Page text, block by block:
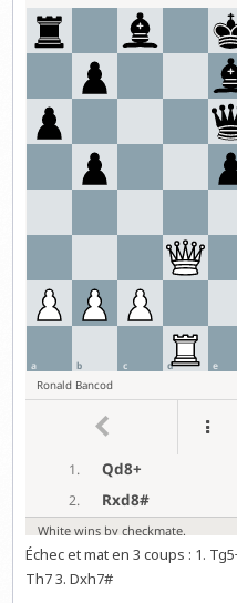
Échec et mat en 3 coups : 1.
Th7 3. Dxh7#